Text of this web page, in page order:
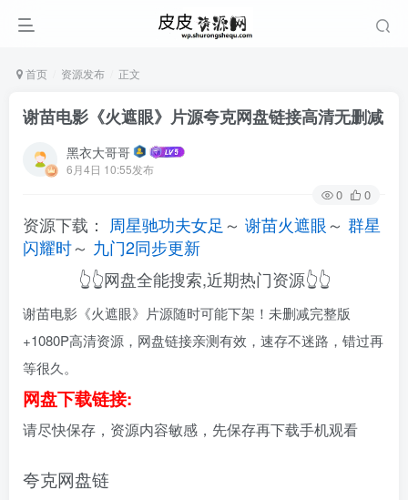
首页 资源发布 正文
谢苗电影《火遮眼》片源夸克网盘链接高清无删减
黑衣大哥哥
6月4日 10:55发布
0 0
资源下载： 周星驰功夫女足 ～ 谢苗火遮眼～ 群星
闪耀时～ 九门2同步更新
👆👆网盘全能搜索,近期热门资源👆👆
谢苗电影《火遮眼》片源随时可能下架！未删减完整版
+1080P高清资源，网盘链接亲测有效，速存不迷路，错过再
等很久。
网盘下载链接:
请尽快保存，资源内容敏感，先保存再下载手机观看
夸克网盘链